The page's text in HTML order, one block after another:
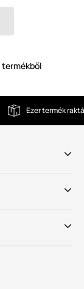
termékből
Ezer termék